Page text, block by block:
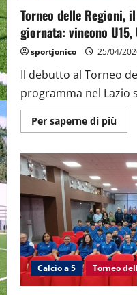
Torneo delle Regioni,
giornata: vincono U15,
sportjonico 25/04/
Il debutto al Torneo
programma nel Lazio
Per saperne di più
U15,
U17
e
Calcio a 5 Torneo